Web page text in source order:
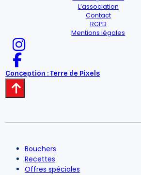
L’association
Contact
RGPD
Mentions légales
Conception : Terre de Pixels
Bouchers
Recettes
Offres spéciales